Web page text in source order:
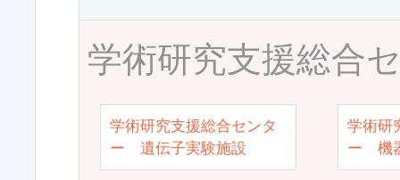
学術研究支援総合
学術研究支援総合センタ
ー 遺伝子実験施設
学術研
ー 機